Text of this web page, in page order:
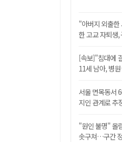
"아버지 외출
한 고교 자퇴생,
[속보]"침대에
11세 남아, 병
서울 면목동서
지인 관계로 추
"원인 불명" 올
솟구쳐…구간